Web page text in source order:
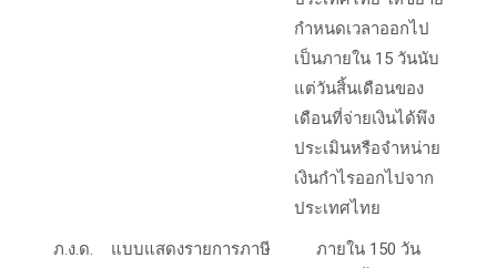
กำหนดเวลาออกไป
เป็นภายใน 15 วันนับ
แต่วันสิ้นเดือนของ
เดือนที่จ่ายเงินได้พึง
ประเมินหรือจำหน่าย
เงินกำไรออกไปจาก
ประเทศไทย
ภ.ง.ด.
แบบแสดงรายการภาษี
ภายใน 150 วัน